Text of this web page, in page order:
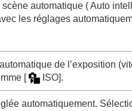
automatique (Auto
les réglages
de l’exposition
[ ISO].
automatiquement.